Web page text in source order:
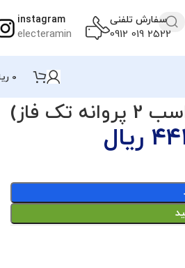
سفارش تلفنی
2522 019 0912
instagram
electeramin
0
ریال